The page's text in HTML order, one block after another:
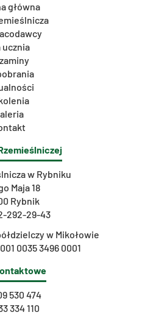
główna
ucznia
w Rybniku
Maja 18
Rybnik
292-29-43
w Mikołowie
0035 3496 0001
530 474
334 110